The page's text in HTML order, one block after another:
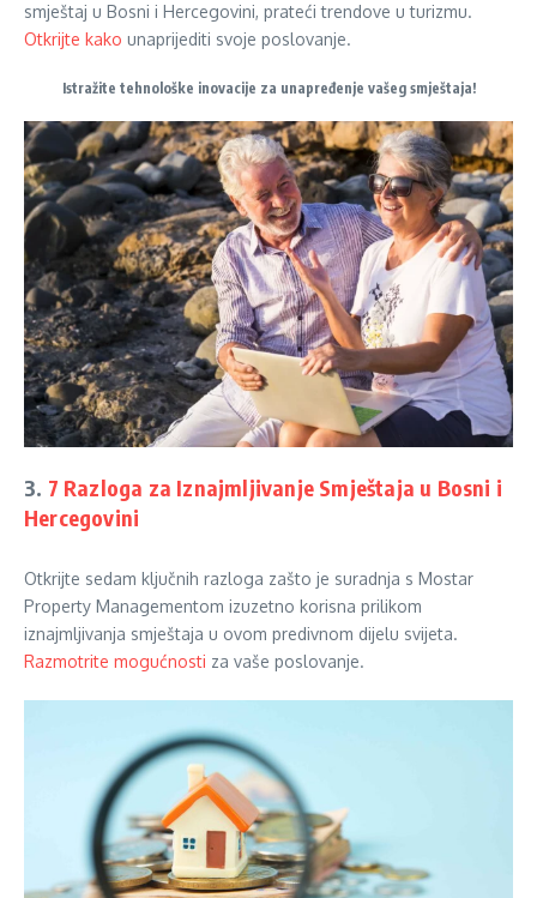
smještaj u Bosni i Hercegovini, prateći trendove u turizmu.
Otkrijte kako unaprijediti svoje poslovanje.
Istražite tehnološke inovacije za unapređenje vašeg smještaja!
3. 7 Razloga za Iznajmljivanje Smještaja u Bosni i
Hercegovini
Otkrijte sedam ključnih razloga zašto je suradnja s Mostar
Property Managementom izuzetno korisna prilikom
iznajmljivanja smještaja u ovom predivnom dijelu svijeta.
Razmotrite mogućnosti za vaše poslovanje.